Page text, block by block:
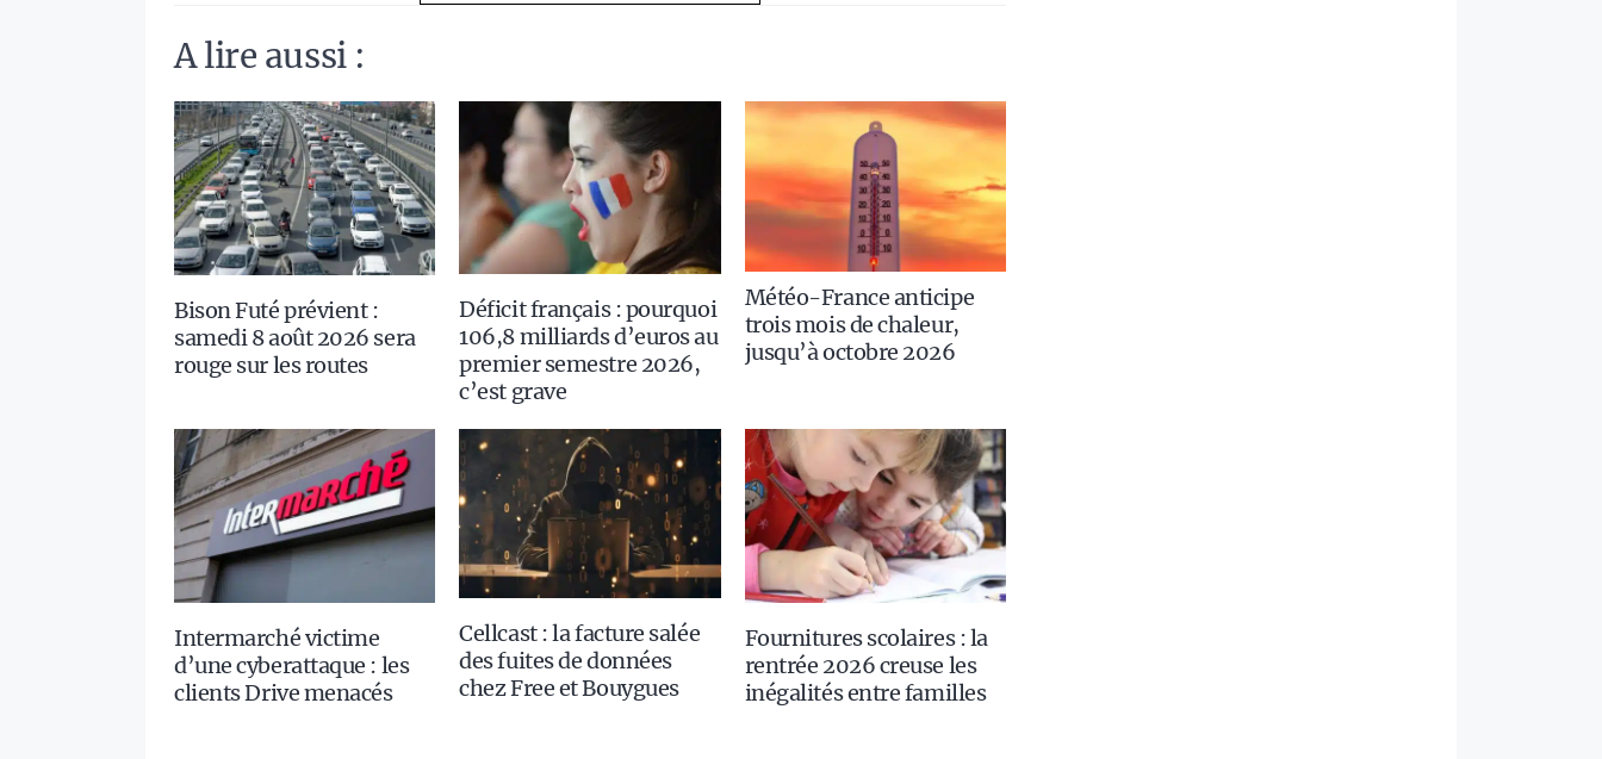
A lire aussi :
Bison Futé prévient :
samedi 8 août 2026 sera
rouge sur les routes
Déficit français : pourquoi
106,8 milliards d’euros au
premier semestre 2026,
c’est grave
Météo-France anticipe
trois mois de chaleur,
jusqu’à octobre 2026
Intermarché victime
d’une cyberattaque : les
clients Drive menacés
Cellcast : la facture salée
des fuites de données
chez Free et Bouygues
Fournitures scolaires : la
rentrée 2026 creuse les
inégalités entre familles